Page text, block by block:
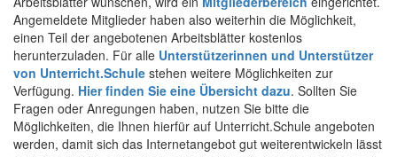
Angemeldete Mitglieder haben also weiterhin die Möglichkeit,
einen Teil der angebotenen Arbeitsblätter kostenlos
herunterzuladen. Für alle Unterstützerinnen und Unterstützer
von Unterricht.Schule stehen weitere Möglichkeiten zur
Verfügung. Hier finden Sie eine Übersicht dazu. Sollten Sie
Fragen oder Anregungen haben, nutzen Sie bitte die
Möglichkeiten, die Ihnen hierfür auf Unterricht.Schule angeboten
werden, damit sich das Internetangebot gut weiterentwickeln lässt